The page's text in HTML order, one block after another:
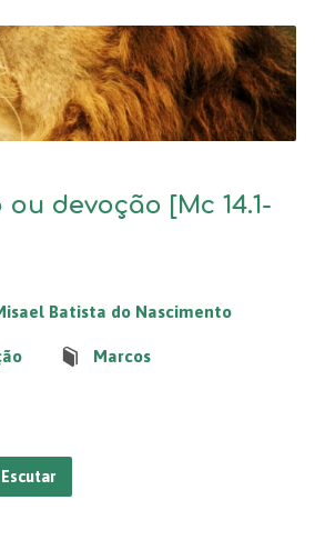
devoção [Mc 14.1-
Batista do Nascimento
Marcos
Escutar